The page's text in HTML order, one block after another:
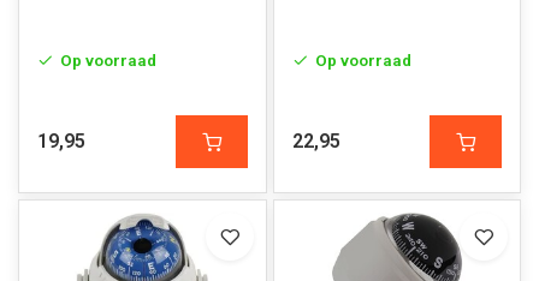
Op voorraad
19,95
Op voorraad
22,95